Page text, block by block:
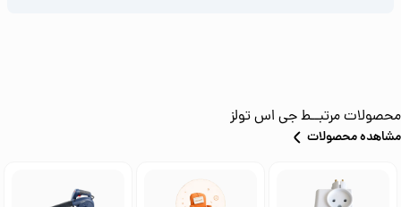
محصولات مرتبــطجی اس تولز
مشاهده محصولات